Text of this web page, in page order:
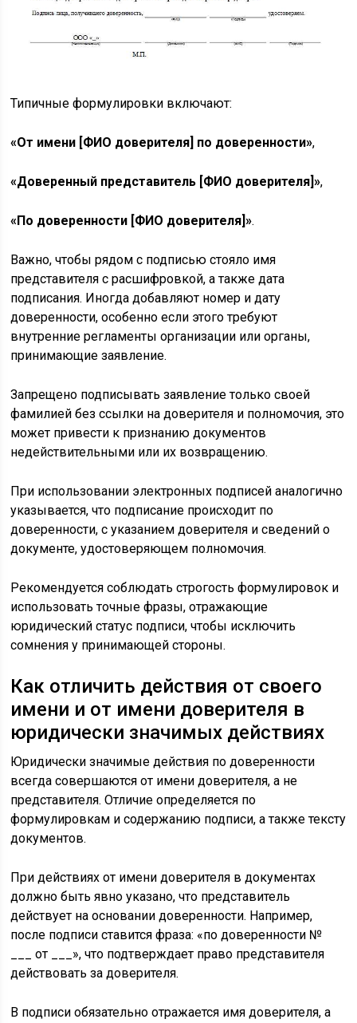
Типичные формулировки включают:
«От имени [ФИО доверителя] по доверенности»,
«Доверенный представитель [ФИО доверителя]»,
«По доверенности [ФИО доверителя]».
Важно, чтобы рядом с подписью стояло имя
представителя с расшифровкой, а также дата
подписания. Иногда добавляют номер и дату
доверенности, особенно если этого требуют
внутренние регламенты организации или органы,
принимающие заявление.
Запрещено подписывать заявление только своей
фамилией без ссылки на доверителя и полномочия, это
может привести к признанию документов
недействительными или их возвращению.
При использовании электронных подписей аналогично
указывается, что подписание происходит по
доверенности, с указанием доверителя и сведений о
документе, удостоверяющем полномочия.
Рекомендуется соблюдать строгость формулировок и
использовать точные фразы, отражающие
юридический статус подписи, чтобы исключить
сомнения у принимающей стороны.
Как отличить действия от своего
имени и от имени доверителя в
юридически значимых действиях
Юридически значимые действия по доверенности
всегда совершаются от имени доверителя, а не
представителя. Отличие определяется по
формулировкам и содержанию подписи, а также тексту
документов.
При действиях от имени доверителя в документах
должно быть явно указано, что представитель
действует на основании доверенности. Например,
после подписи ставится фраза: «по доверенности №
___ от ___», что подтверждает право представителя
действовать за доверителя.
В подписи обязательно отражается имя доверителя, а